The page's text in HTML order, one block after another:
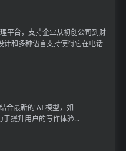
平台，支持企业从初创公司到财
计和多种语言支持使得它在电话
合最新的 AI 模型，如
于提升用户的写作体验...